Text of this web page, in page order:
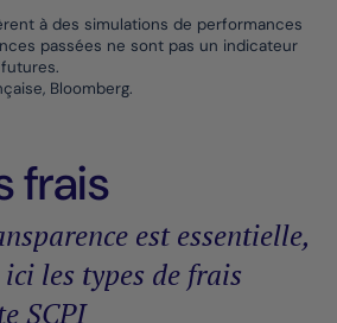
à des simulations de performances
passées ne sont pas un indicateur
Bloomberg.
frais
est essentielle,
les types de frais
SCPI